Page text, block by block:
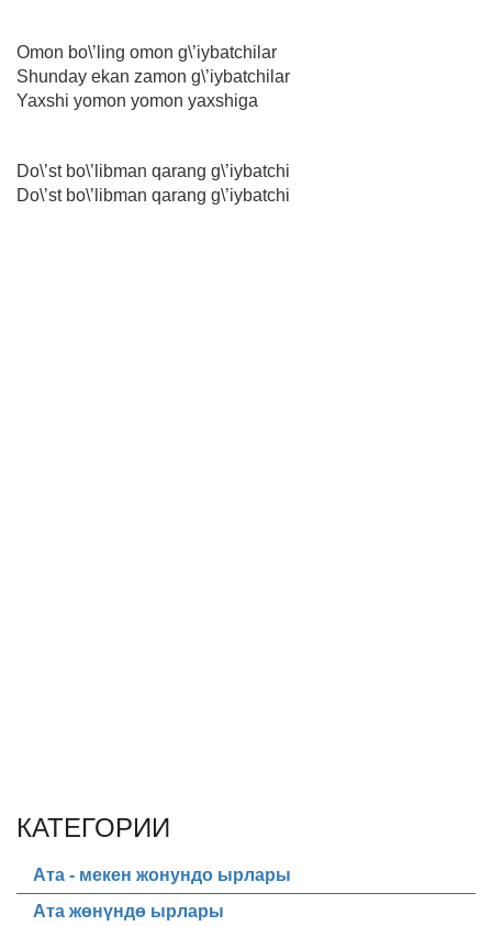
Omon bo\’ling omon g\’iybatchilar
Shunday ekan zamon g\’iybatchilar
Yaxshi yomon yomon yaxshiga
Do\’st bo\’libman qarang g\’iybatchi
Do\’st bo\’libman qarang g\’iybatchi
КАТЕГОРИИ
Ата - мекен жонундо ырлары
Ата жөнүндө ырлары